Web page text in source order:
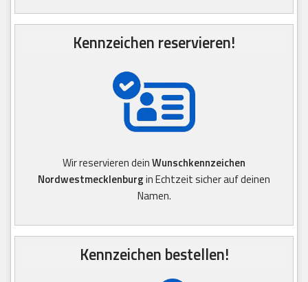
Kennzeichen reservieren!
Wir reservieren deinWunschkennzeichen
Nordwestmecklenburgin Echtzeit sicher auf deinen
Namen.
Kennzeichen bestellen!